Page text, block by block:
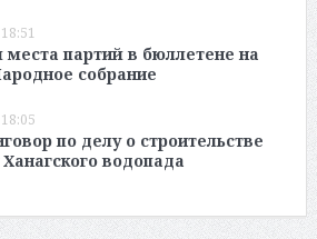
партий в бюллетене на
собрание
по делу о строительстве
водопада